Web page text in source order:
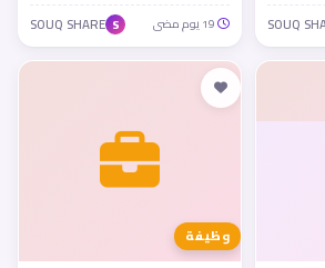
SOUQ
S
SOUQ SHARE
وظيفة